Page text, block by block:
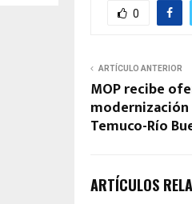
0
ARTÍCULO ANTERIOR
MOP recibe
modernización
Temuco-Río
ARTÍCULOS